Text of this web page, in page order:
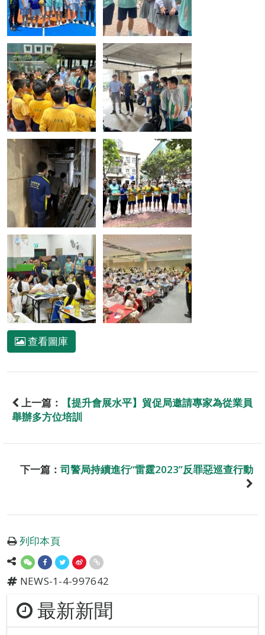
查看圖庫
上一篇：
【提升會展水平】貿促局邀請專家為從業員
舉辦多方位培訓
下一篇： 司警局持續進行“雷霆2023”反罪惡巡查行動
列印本頁
NEWS-1-4-997642
最新新聞